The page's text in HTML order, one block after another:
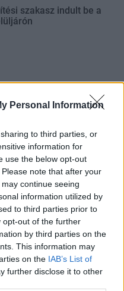
Personal Information
to third parties, or
information for
use the below opt-out
note that after your
continue seeing
information utilized by
to third parties prior to
opt-out of the further
by third parties on the
This information may
on the IAB’s List of
further disclose it to other
szakasz indult be a
mérföldköve a